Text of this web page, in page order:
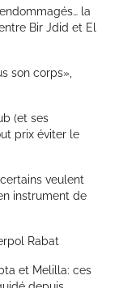
la
Bir Jdid et El
son corps»,
(et ses
prix éviter le
veulent
instrument de
Rabat
et Melilla: ces